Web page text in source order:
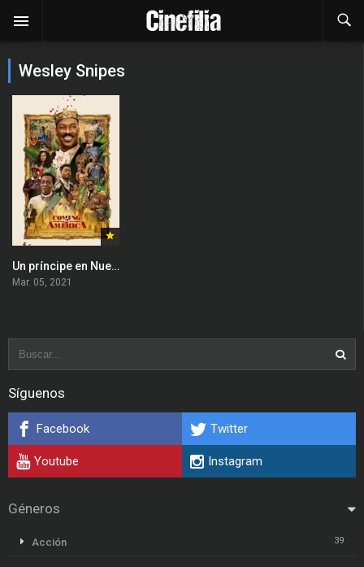
Wesley Snipes
Un príncipe en Nueva York 2
Mar. 05, 2021
Síguenos
Facebook Twitter
Youtube Instagram
Géneros
Acción 39